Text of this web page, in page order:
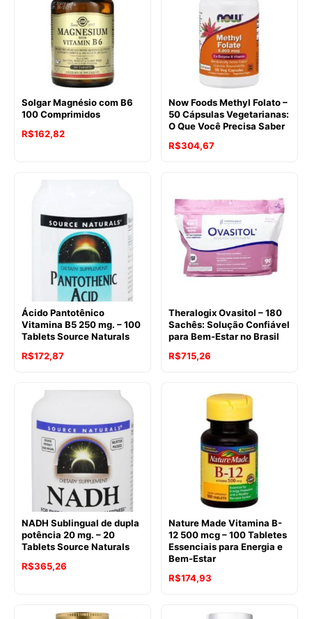
Solgar Magnésio com B6
100 Comprimidos
R$162,82
Now Foods Methyl Folato –
50 Cápsulas Vegetarianas:
O Que Você Precisa Saber
R$304,67
Ácido Pantotênico
Vitamina B5 250 mg. – 100
Tablets Source Naturals
R$172,87
Theralogix Ovasitol – 180
Sachês: Solução Confiável
para Bem-Estar no Brasil
R$715,26
NADH Sublingual de dupla
potência 20 mg. – 20
Tablets Source Naturals
R$365,26
Nature Made Vitamina B-
12 500 mcg – 100 Tabletes
Essenciais para Energia e
Bem-Estar
R$174,93